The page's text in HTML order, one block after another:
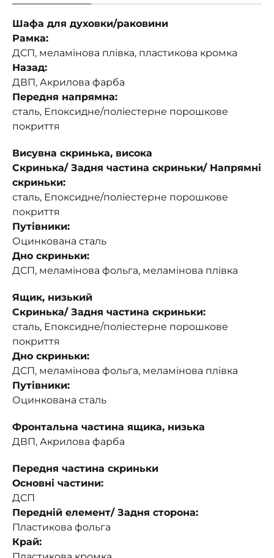
Шафа для духовки/раковини
Рамка:
ДСП, меламінова плівка, пластикова кромка
Назад:
ДВП, Акрилова фарба
Передня напрямна:
сталь, Епоксидне/поліестерне порошкове
покриття
Висувна скринька, висока
Скринька/ Задня частина скриньки/ Напрямні
скриньки:
сталь, Епоксидне/поліестерне порошкове
покриття
Путівники:
Оцинкована сталь
Дно скриньки:
ДСП, меламінова фольга, меламінова плівка
Ящик, низький
Скринька/ Задня частина скриньки:
сталь, Епоксидне/поліестерне порошкове
покриття
Дно скриньки:
ДСП, меламінова фольга, меламінова плівка
Путівники:
Оцинкована сталь
Фронтальна частина ящика, низька
ДВП, Акрилова фарба
Передня частина скриньки
Основні частини:
ДСП
Передній елемент/ Задня сторона:
Пластикова фольга
Край: